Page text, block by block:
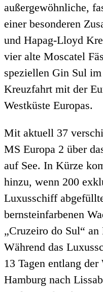
außergewöhnliche,
einer besonderen
und Hapag-Lloyd
vier alte Moscatel
speziellen Gin Sul
Kreuzfahrt mit der
Westküste Europas.
Mit aktuell 37
MS Europa 2 über
auf See. In Kürze
hinzu, wenn 200
Luxusschiff
bernsteinfarbenen
„Cruzeiro do Sul“
Während das
13 Tagen entlang
Hamburg nach